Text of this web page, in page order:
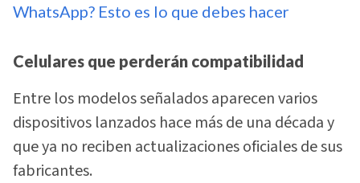
WhatsApp? Esto es lo que debes hacer
Celulares que perderán compatibilidad
Entre los modelos señalados aparecen varios
dispositivos lanzados hace más de una década y
que ya no reciben actualizaciones oficiales de sus
fabricantes.